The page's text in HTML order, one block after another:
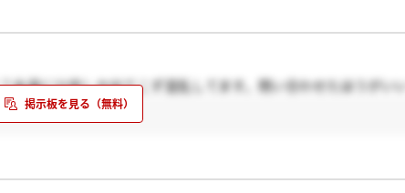
永遠に21卒しか出てこず混乱してます。問い合わせたほうがいい